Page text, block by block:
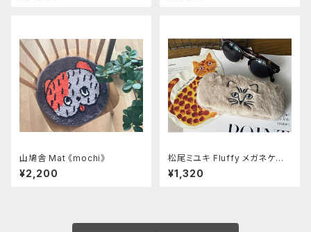
山鳩舎 Mat 《mochi》
¥2,200
松尾ミユキ Fluffy メガネケー
ス Cat-Beige
¥1,320